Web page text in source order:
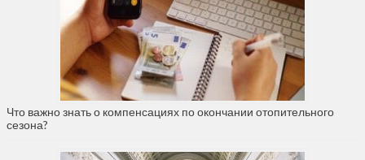
Что важно знать о компенсациях по окончании отопительного
сезона?